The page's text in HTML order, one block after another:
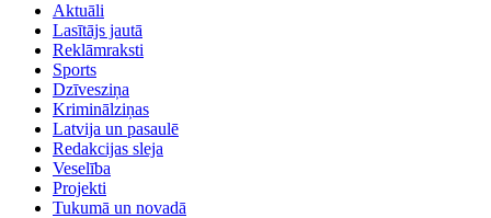
Aktuāli
Lasītājs jautā
Reklāmraksti
Sports
Dzīvesziņa
Kriminālziņas
Latvija un pasaulē
Redakcijas sleja
Veselība
Projekti
Tukumā un novadā